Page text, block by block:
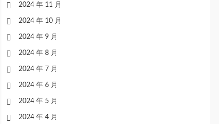
2024 年 11 月
2024 年 10 月
2024 年 9 月
2024 年 8 月
2024 年 7 月
2024 年 6 月
2024 年 5 月
2024 年 4 月